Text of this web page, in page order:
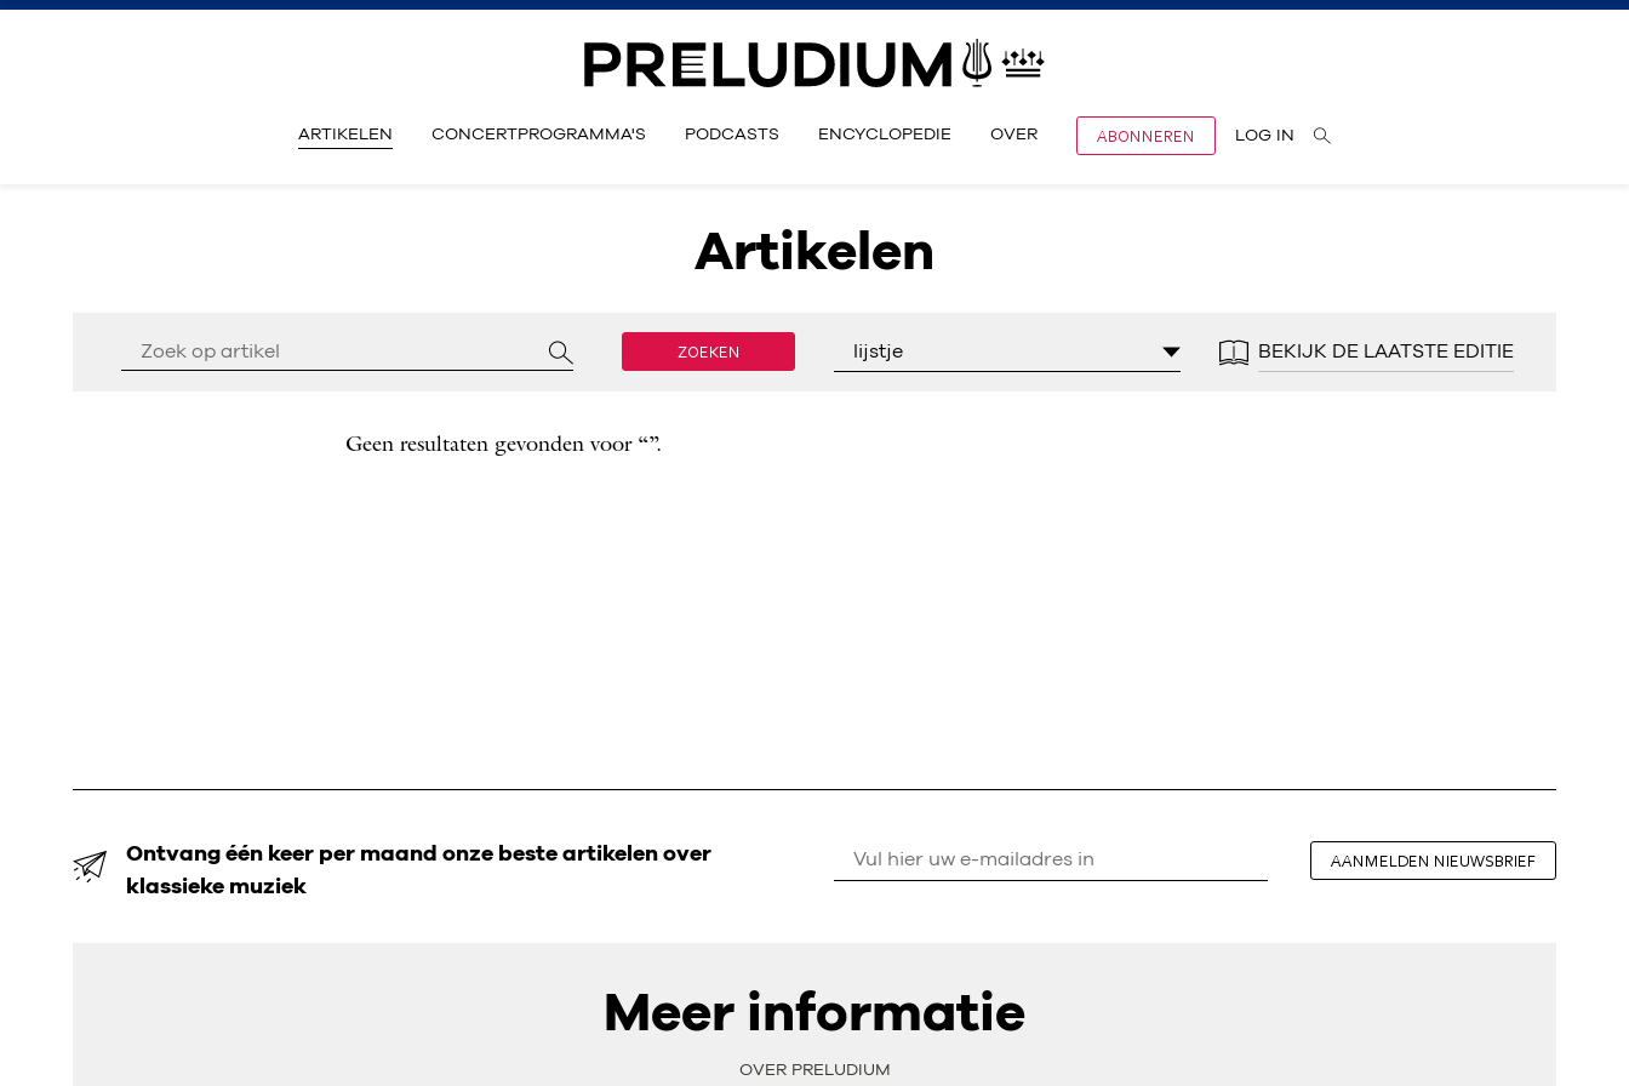
ARTIKELEN CONCERTPROGRAMMA'S PODCASTS ENCYCLOPEDIE OVER ABONNEREN LOG IN
Artikelen
ZOEKEN lijstje BEKIJK DE LAATSTE EDITIE
Geen resultaten gevonden voor “”.
Ontvang één keer per maand onze beste artikelen over
klassieke muziek
AANMELDEN NIEUWSBRIEF
Meer informatie
OVER PRELUDIUM